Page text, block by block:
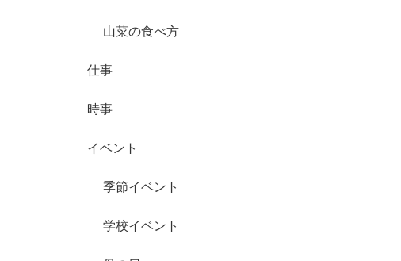
山菜の食べ方
仕事
時事
イベント
季節イベント
学校イベント